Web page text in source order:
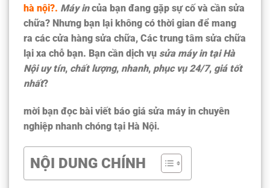
hà nội?. Máy incủa bạn đang gặp sự cố và cần sửa
chữa? Nhưng bạn lại không có thời gian để mang
ra các cửa hàng sửa chữa, Các trung tâm sửa chữa
lại xa chỗ bạn. Bạn cần dịch vụ sửa máy in tại Hà
Nộiuy tín, chất lượng, nhanh, phục vụ 24/7, giá tốt
nhất?
mời bạn đọc bài viết báo giá sửa máy in chuyên
nghiệp nhanh chóng tại Hà Nội.
NỘI DUNG CHÍNH